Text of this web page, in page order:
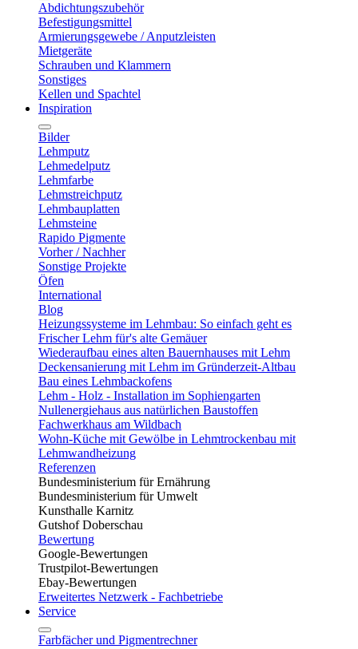
Abdichtungszubehör
Befestigungsmittel
Armierungsgewebe / Anputzleisten
Mietgeräte
Schrauben und Klammern
Sonstiges
Kellen und Spachtel
Inspiration
Bilder
Lehmputz
Lehmedelputz
Lehmfarbe
Lehmstreichputz
Lehmbauplatten
Lehmsteine
Rapido Pigmente
Vorher / Nachher
Sonstige Projekte
Öfen
International
Blog
Heizungssysteme im Lehmbau: So einfach geht es
Frischer Lehm für's alte Gemäuer
Wiederaufbau eines alten Bauernhauses mit Lehm
Deckensanierung mit Lehm im Gründerzeit-Altbau
Bau eines Lehmbackofens
Lehm - Holz - Installation im Sophiengarten
Nullenergiehaus aus natürlichen Baustoffen
Fachwerkhaus am Wildbach
Wohn-Küche mit Gewölbe in Lehmtrockenbau mit
Lehmwandheizung
Referenzen
Bundesministerium für Ernährung
Bundesministerium für Umwelt
Kunsthalle Karnitz
Gutshof Doberschau
Bewertung
Google-Bewertungen
Trustpilot-Bewertungen
Ebay-Bewertungen
Erweitertes Netzwerk - Fachbetriebe
Service
Farbfächer und Pigmentrechner